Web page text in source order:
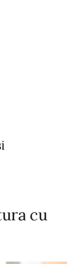
cu